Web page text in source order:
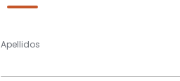
Apellidos